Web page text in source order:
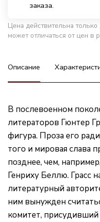
заказа.
Цена действительна
может отличаться от цен в
Описание
В послевоенном
литераторов Гюнтер
фигура. Проза его
того и мировая слава
позднее, чем,
Генриху Беллю. Грасс
литературный
ним вынужден
комитет,